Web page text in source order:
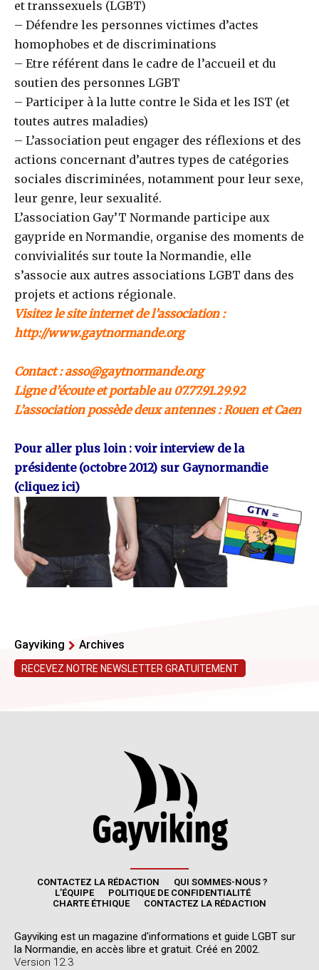
CONTACTEZ LA RÉDACTION
QUI SOMMES-NOUS ?
L’ÉQUIPE
POLITIQUE DE CONFIDENTIALITÉ
CHARTE ÉTHIQUE
CONTACTEZ LA RÉDACTION
Gayviking est un magazine d'informations et guide LGBT sur
la Normandie, en accès libre et gratuit. Créé en 2002.
Version 12.3